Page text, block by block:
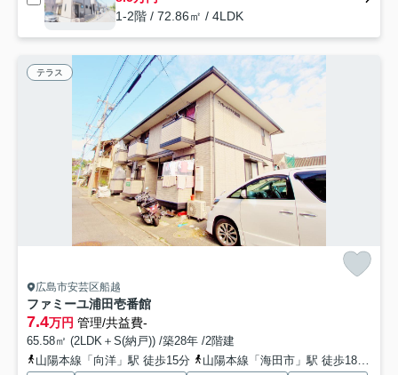
1-2階 / 72.86㎡ / 4LDK
テラス
広島市安芸区船越
ファミーユ浦田壱番館
7.4万円 管理/共益費-
65.58㎡ (2LDK＋S(納戸)) /築28年 /2階建
山陽本線「向洋」駅 徒歩15分
山陽本線「海田市」駅 徒歩18分